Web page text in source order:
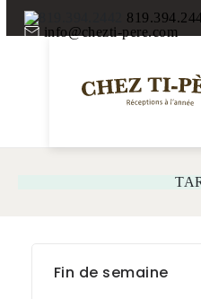
info@chezti-pere.com
Fin de semaine